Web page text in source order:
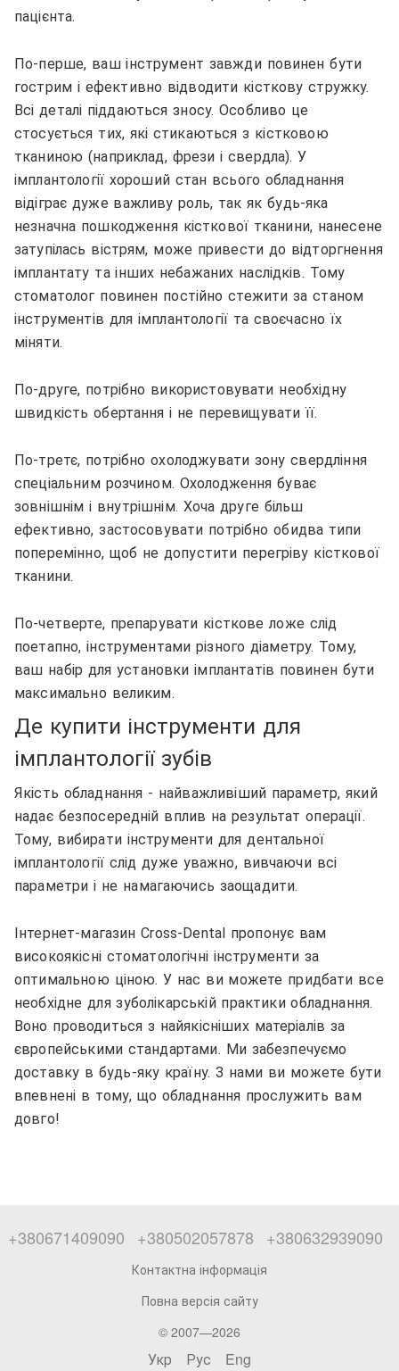
пацієнта.
По-перше, ваш інструмент завжди повинен бути
гострим і ефективно відводити кісткову стружку.
Всі деталі піддаються зносу. Особливо це
стосується тих, які стикаються з кістковою
тканиною (наприклад, фрези і свердла). У
імплантології хороший стан всього обладнання
відіграє дуже важливу роль, так як будь-яка
незначна пошкодження кісткової тканини, нанесене
затупілась вістрям, може привести до відторгнення
імплантату та інших небажаних наслідків. Тому
стоматолог повинен постійно стежити за станом
інструментів для імплантології та своєчасно їх
міняти.
По-друге, потрібно використовувати необхідну
швидкість обертання і не перевищувати її.
По-третє, потрібно охолоджувати зону свердління
спеціальним розчином. Охолодження буває
зовнішнім і внутрішнім. Хоча друге більш
ефективно, застосовувати потрібно обидва типи
поперемінно, щоб не допустити перегріву кісткової
тканини.
По-четверте, препарувати кісткове ложе слід
поетапно, інструментами різного діаметру. Тому,
ваш набір для установки імплантатів повинен бути
максимально великим.
Де купити інструменти для
імплантології зубів
Якість обладнання - найважливіший параметр, який
надає безпосередній вплив на результат операції.
Тому, вибирати інструменти для дентальної
імплантології слід дуже уважно, вивчаючи всі
параметри і не намагаючись заощадити.
Інтернет-магазин Cross-Dental пропонує вам
високоякісні стоматологічні інструменти за
оптимальною ціною. У нас ви можете придбати все
необхідне для зуболікарській практики обладнання.
Воно проводиться з найякісніших матеріалів за
європейськими стандартами. Ми забезпечуємо
доставку в будь-яку країну. З нами ви можете бути
впевнені в тому, що обладнання прослужить вам
довго!
+380671409090 +380502057878 +380632939090
Контактна інформація
Повна версія сайту
© 2007—2026
Укр Рус Eng